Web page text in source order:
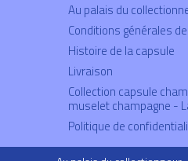
Au palais du
Conditions générales
Histoire de la capsule
Livraison
Collection capsule
muselet champagne -
Politique de